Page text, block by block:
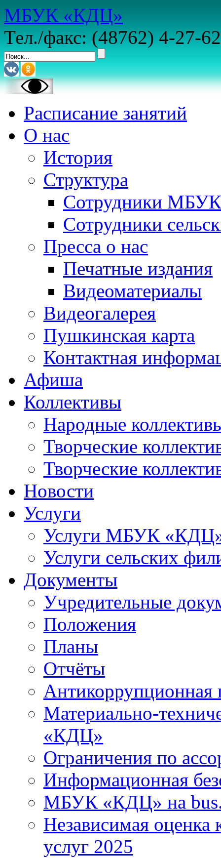
МБУК «КДЦ»
Тел./факс: (48762) 4-27-62
Расписание занятий
О нас
История
Структура
Сотрудники
Сотрудники
Пресса о нас
Печатные издания
Видеоматериалы
Видеогалерея
Пушкинская карта
Контактная
Афиша
Коллективы
Народные
Творческие
Творческие
Новости
Услуги
Услуги МБУК
Услуги сельских
Документы
Учредительные
Положения
Планы
Отчёты
Антикоррупционная
Материально-
«КДЦ»
Ограничения по
Информационная
МБУК «КДЦ» на
Независимая оценка
услуг 2025